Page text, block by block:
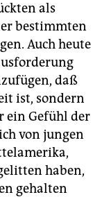
als
bestimmten
Auch heute
daß
ist, sondern
ein Gefühl der
von jungen
haben,
gehalten